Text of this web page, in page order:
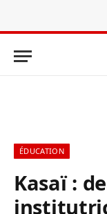
ÉDUCATION
Kasaï :